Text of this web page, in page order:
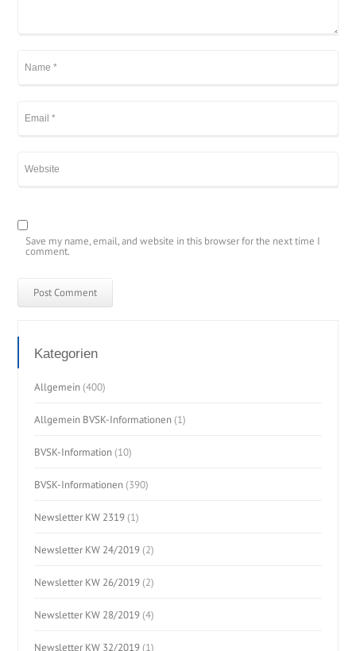
Save my name, email, and website in this browser for the next time I
comment.
Kategorien
Allgemein (400)
Allgemein BVSK-Informationen (1)
BVSK-Information (10)
BVSK-Informationen (390)
Newsletter KW 2319 (1)
Newsletter KW 24/2019 (2)
Newsletter KW 26/2019 (2)
Newsletter KW 28/2019 (4)
Newsletter KW 32/2019 (1)